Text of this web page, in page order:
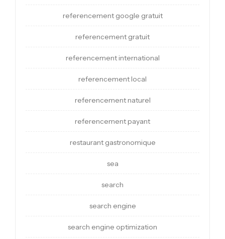
referencement google gratuit
referencement gratuit
referencement international
referencement local
referencement naturel
referencement payant
restaurant gastronomique
sea
search
search engine
search engine optimization